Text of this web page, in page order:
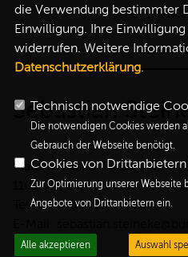
Sebastian
Platz der Republik 1
11011 Berlin
Telefon: 030-227-72257
die Verwendung bestimmter
Einwilligung. Ihre
widerrufen. Weitere
Datenschutzerklärung.
Technisch notwendige
Die notwendigen Cookies werden
Gebrauch der Webseite benötigt.
Cookies von Drittanbietern
Zur Optimierung unserer Webseite
Angebote von Drittanbietern ein.
Alle akzeptieren Auswahl